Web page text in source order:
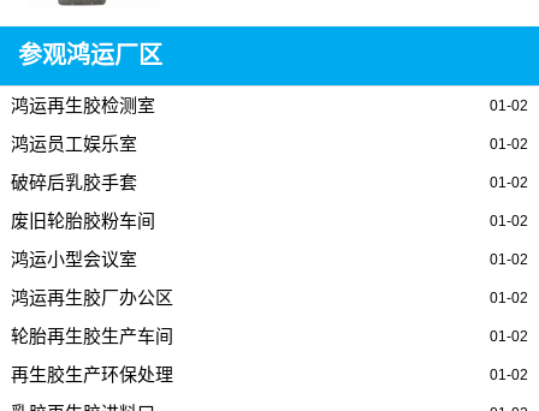
参观鸿运厂区
01-02
鸿运再生胶检测室
01-02
鸿运员工娱乐室
01-02
破碎后乳胶手套
01-02
废旧轮胎胶粉车间
01-02
鸿运小型会议室
01-02
鸿运再生胶厂办公区
01-02
轮胎再生胶生产车间
01-02
再生胶生产环保处理